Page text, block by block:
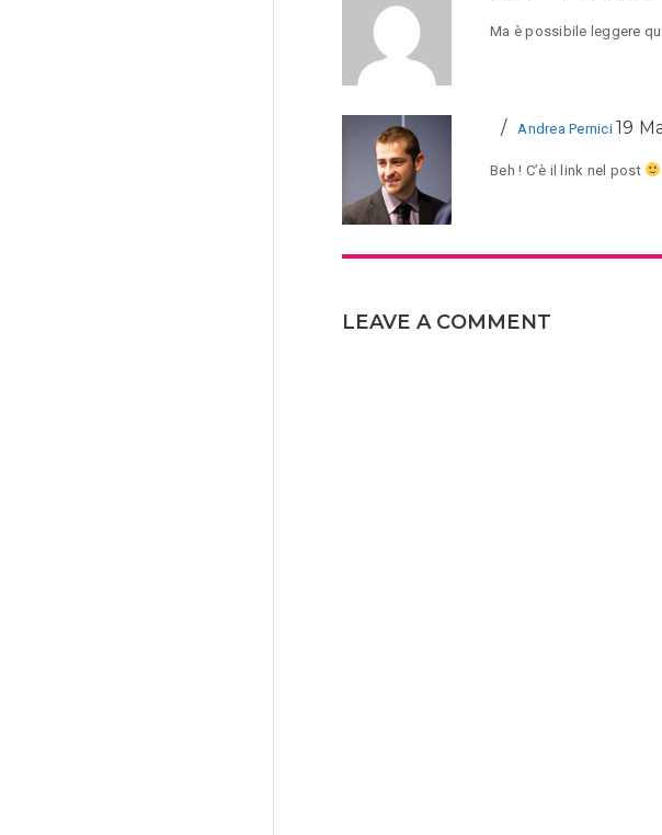
Ma è possibile leggere
Andrea Pernici 19
Beh ! C’è il link nel post
LEAVE A COMMENT